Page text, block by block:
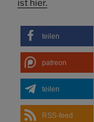
ist hier.
teilen
patreon
teilen
RSS-feed